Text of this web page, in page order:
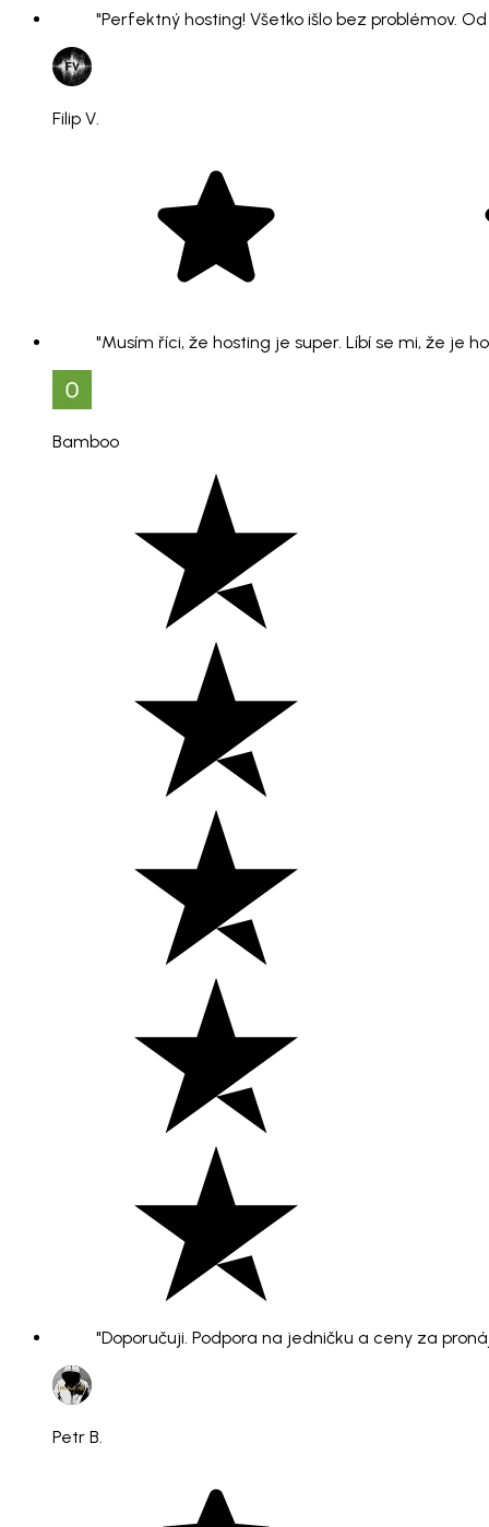
"Perfektný hosting! Všetko išlo bez problémov.
Filip V.
"Musím říci, že hosting je super. Líbí se mi, že je
Bamboo
"Doporučuji. Podpora na jedničku a ceny za
Petr B.